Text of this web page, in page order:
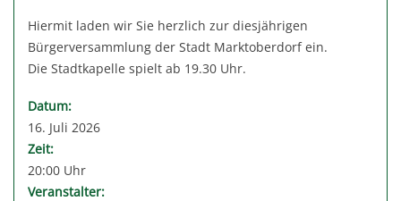
Hiermit laden wir Sie herzlich zur diesjährigen
Bürgerversammlung der Stadt Marktoberdorf ein.
Die Stadtkapelle spielt ab 19.30 Uhr.
Datum:
16. Juli 2026
Zeit:
20:00 Uhr
Veranstalter: